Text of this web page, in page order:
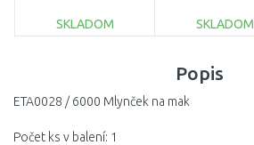
SKLADOM SKLADOM
Porovnať
Popis
ETA0028 / 6000 Mlynček na mak
Počet ks v balení: 1